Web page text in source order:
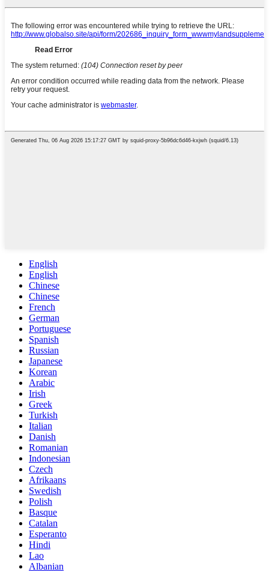
English
English
Chinese
Chinese
French
German
Portuguese
Spanish
Russian
Japanese
Korean
Arabic
Irish
Greek
Turkish
Italian
Danish
Romanian
Indonesian
Czech
Afrikaans
Swedish
Polish
Basque
Catalan
Esperanto
Hindi
Lao
Albanian